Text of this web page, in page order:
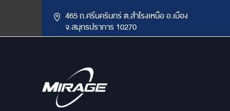
465 ถ.ศรีนครินทร์ ต.สำโรงเหนือ อ.เมือง
จ.สมุทรปราการ 10270
LINE ID : @mirageaudio